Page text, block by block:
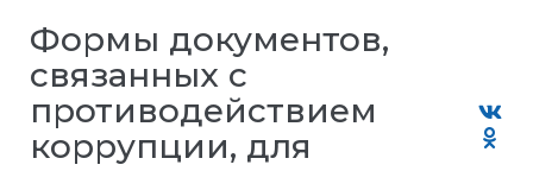
Формы документов,
связанных с
противодействием
коррупции, для